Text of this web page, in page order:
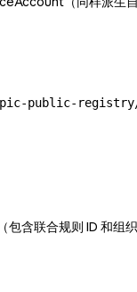
public-
包含联合规则 ID 和组